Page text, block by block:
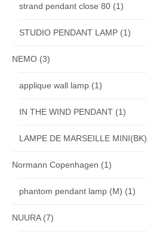
strand pendant close 80 (1)
STUDIO PENDANT LAMP (1)
NEMO (3)
applique wall lamp (1)
IN THE WIND PENDANT (1)
LAMPE DE MARSEILLE MINI(BK)
Normann Copenhagen (1)
phantom pendant lamp (M) (1)
NUURA(7)